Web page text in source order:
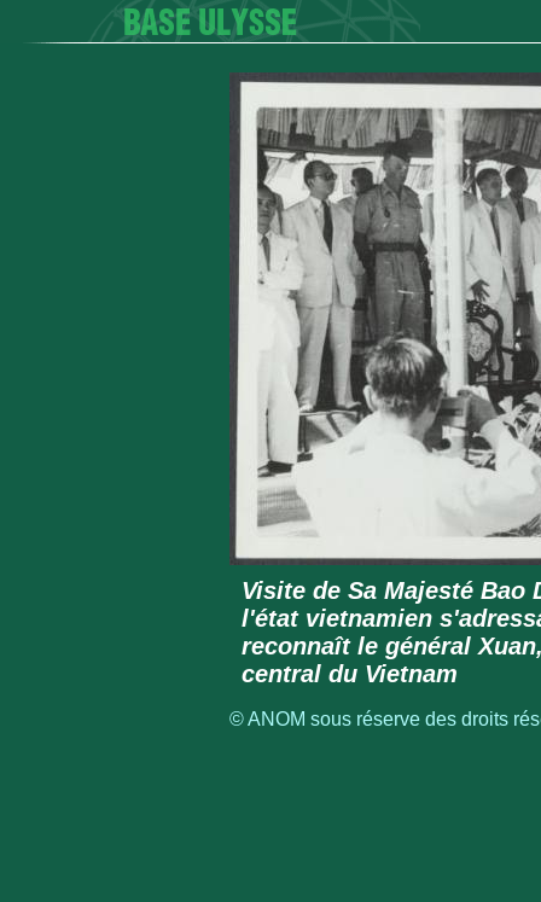
Visite de Sa Majesté Bao
l'état vietnamien
reconnaît le général
central du Vietnam
© ANOM sous réserve des droits